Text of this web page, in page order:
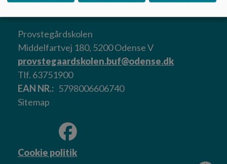
Provstegårdskolen
Middelfartvej 180, 5200 Odense V
provstegaardskolen.buf@odense.dk
Tlf. 63751900
EAN NR.
5798006606740
Sitemap
Cookie politik